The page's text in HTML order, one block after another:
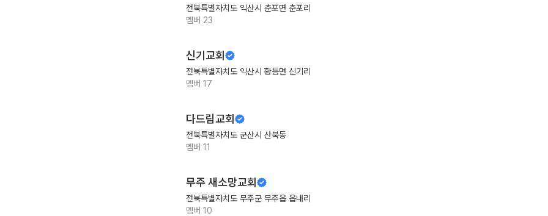
전북특별자치도 익산시 춘포면 춘포리
멤버 23
신기교회
전북특별자치도 익산시 황등면 신기리
멤버 17
다드림교회
전북특별자치도 군산시 산북동
멤버 11
무주 새소망교회
전북특별자치도 무주군 무주읍 읍내리
멤버 10